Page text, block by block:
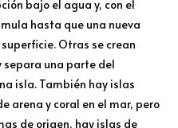
bajo el agua y, con el
hasta que una nueva
Otras se crean
separa una parte del
isla. También hay islas
arena y coral en el mar, pero
de origen, hay islas de